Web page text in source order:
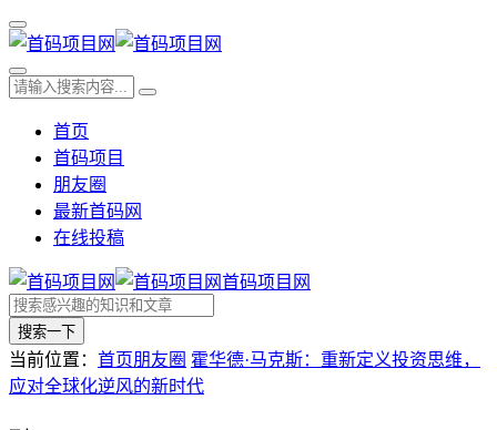
首页
首码项目
朋友圈
最新首码网
在线投稿
首码项目网
搜索一下
当前位置： 首页朋友圈 霍华德·马克斯：重新定义投资思维，
应对全球化逆风的新时代